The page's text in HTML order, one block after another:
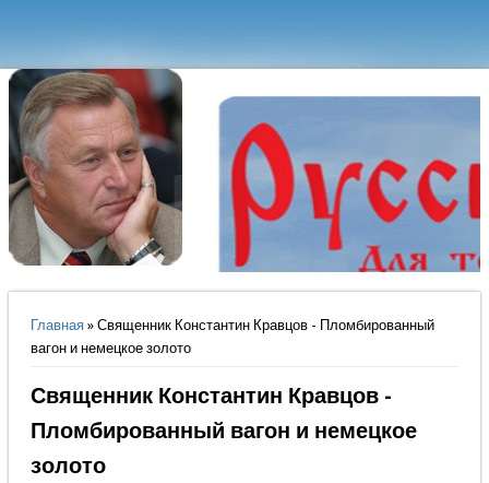
Вы здесь
Главная» Священник Константин Кравцов - Пломбированный
вагон и немецкое золото
Священник Константин Кравцов -
Пломбированный вагон и немецкое
золото